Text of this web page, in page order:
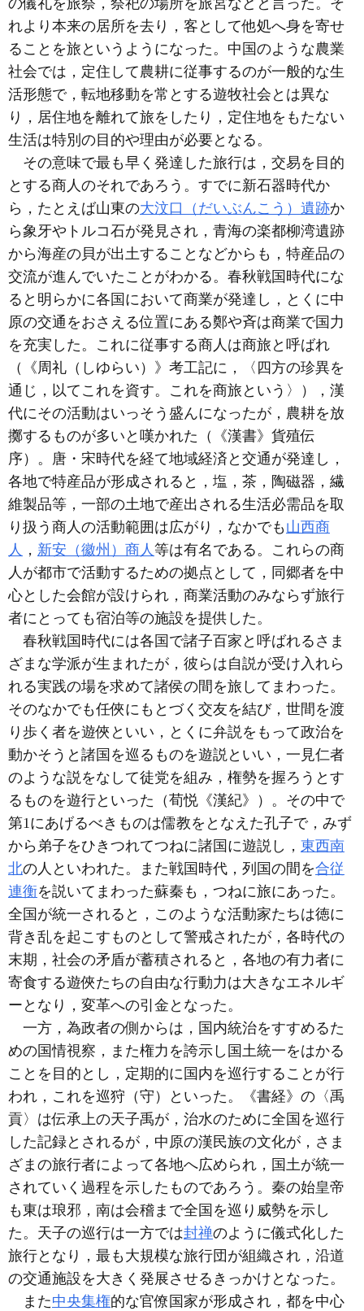
の儀礼を旅祭，祭祀の場所を旅宮などと言った。そ
れより本来の居所を去り，客として他処へ身を寄せ
ることを旅というようになった。中国のような農業
社会では，定住して農耕に従事するのが一般的な生
活形態で，転地移動を常とする遊牧社会とは異な
り，居住地を離れて旅をしたり，定住地をもたない
生活は特別の目的や理由が必要となる。
その意味で最も早く発達した旅行は，交易を目的
とする商人のそれであろう。すでに新石器時代か
ら，たとえば山東の大汶口（だいぶんこう）遺跡か
ら象牙やトルコ石が発見され，青海の楽都柳湾遺跡
から海産の貝が出土することなどからも，特産品の
交流が進んでいたことがわかる。春秋戦国時代にな
ると明らかに各国において商業が発達し，とくに中
原の交通をおさえる位置にある鄭や斉は商業で国力
を充実した。これに従事する商人は商旅と呼ばれ
（《周礼（しゆらい）》考工記に，〈四方の珍異を
通じ，以てこれを資す。これを商旅という〉），漢
代にその活動はいっそう盛んになったが，農耕を放
擲するものが多いと嘆かれた（《漢書》貨殖伝
序）。唐・宋時代を経て地域経済と交通が発達し，
各地で特産品が形成されると，塩，茶，陶磁器，繊
維製品等，一部の土地で産出される生活必需品を取
り扱う商人の活動範囲は広がり，なかでも 山西商
人 ， 新安（徽州）商人等は有名である。これらの商
人が都市で活動するための拠点として，同郷者を中
心とした会館が設けられ，商業活動のみならず旅行
者にとっても宿泊等の施設を提供した。
春秋戦国時代には各国で諸子百家と呼ばれるさま
ざまな学派が生まれたが，彼らは自説が受け入れら
れる実践の場を求めて諸侯の間を旅してまわった。
そのなかでも任俠にもとづく交友を結び，世間を渡
り歩く者を遊俠といい，とくに弁説をもって政治を
動かそうと諸国を巡るものを遊説といい，一見仁者
のような説をなして徒党を組み，権勢を握ろうとす
るものを遊行といった（荀悦《漢紀》）。その中で
第1にあげるべきものは儒教をとなえた孔子で，みず
から弟子をひきつれてつねに諸国に遊説し， 東西南
北の人といわれた。また戦国時代，列国の間を合従
連衡を説いてまわった蘇秦も，つねに旅にあった。
全国が統一されると，このような活動家たちは徳に
背き乱を起こすものとして警戒されたが，各時代の
末期，社会の矛盾が蓄積されると，各地の有力者に
寄食する遊俠たちの自由な行動力は大きなエネルギ
ーとなり，変革への引金となった。
一方，為政者の側からは，国内統治をすすめるた
めの国情視察，また権力を誇示し国土統一をはかる
ことを目的とし，定期的に国内を巡行することが行
われ，これを巡狩（守）といった。《書経》の〈禹
貢〉は伝承上の天子禹が，治水のために全国を巡行
した記録とされるが，中原の漢民族の文化が，さま
ざまの旅行者によって各地へ広められ，国土が統一
されていく過程を示したものであろう。秦の始皇帝
も東は琅邪，南は会稽まで全国を巡り威勢を示し
た。天子の巡行は一方では封禅のように儀式化した
旅行となり，最も大規模な旅行団が組織され，沿道
の交通施設を大きく発展させるきっかけとなった。
また中央集権的な官僚国家が形成され，都を中心